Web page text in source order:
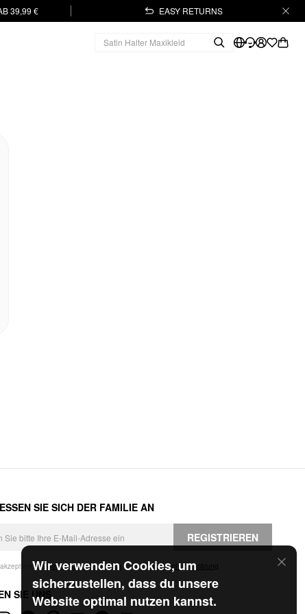
39,99 € EASY RETURNS
Wir verwenden Cookies, um
sicherzustellen, dass du unsere
Website optimal nutzen kannst.
SIE SICH DER FAMILIE AN
REGISTRIEREN
dieGeschäftsbedingungen und die Datenschutzerklärung
SIE UNS